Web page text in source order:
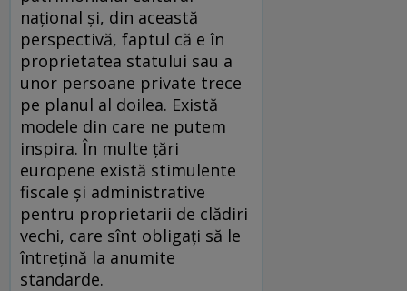
naţional şi, din această
perspectivă, faptul că e în
proprietatea statului sau a
unor persoane private trece
pe planul al doilea. Există
modele din care ne putem
inspira. În multe ţări
europene există stimulente
fiscale şi administrative
pentru proprietarii de clădiri
vechi, care sînt obligaţi să le
întreţină la anumite
standarde.